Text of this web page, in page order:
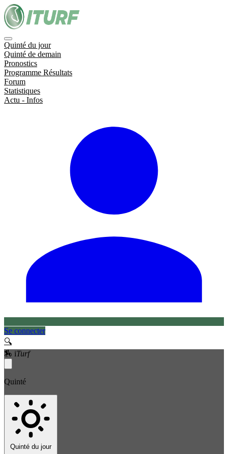
Quinté du jour
Quinté de demain
Pronostics
Programme Résultats
Forum
Statistiques
Actu - Infos
Se connecter
🔍
🏇 iTurf
Quinté
Quinté du jour